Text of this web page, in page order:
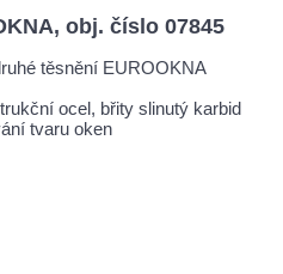
obj. číslo 07845
těsnění EUROOKNA
ocel, břity slinutý karbid
tvaru oken